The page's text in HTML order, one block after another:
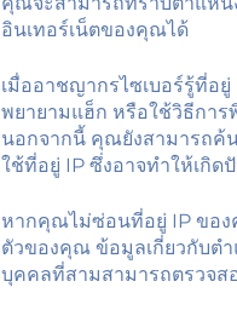
อินเทอร์เน็ตของคุณได้
เมื่ออาชญากรไซเบอร์รู้ที่
พยายามแฮ็ก หรือใช้วิธีกา
นอกจากนี้ คุณยังสามารถค้
ใช้ที่อยู่ IP ซึ่งอาจทำให้เกิด
หากคุณไม่ซ่อนที่อยู่ IP ของ
ตัวของคุณ ข้อมูลเกี่ยวกับต
บุคคลที่สามสามารถตรวจ